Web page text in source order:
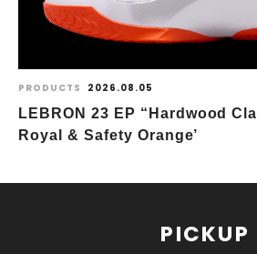
PRODUCTS 2026.08.05
LEBRON 23 EP “Hardwood
Royal & Safety Orange’
PICKUP